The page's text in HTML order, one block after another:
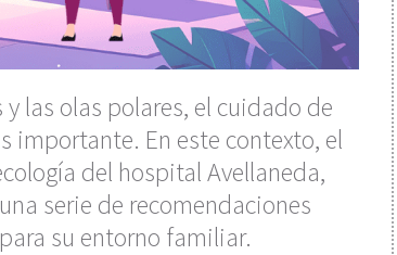
las olas polares, el cuidado de
importante. En este contexto, el
del hospital Avellaneda,
serie de recomendaciones
su entorno familiar.